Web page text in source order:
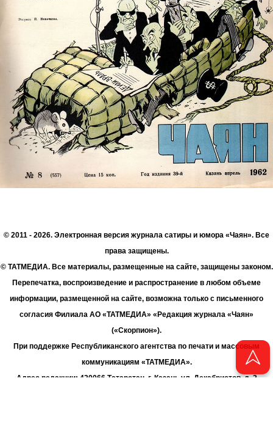
© 2011 - 2026. Электронная версия журнала сатиры и юмора «Чаян». Все
права защищены.
© ТАТМЕДИА. Все материалы, размещенные на сайте, защищены законом.
Перепечатка, воспроизведение и распространение в любом объеме
информации, размещенной на сайте, возможна только с письменного
согласия Филиала АО «ТАТМЕДИА» «Редакция журнала «Чаян»
(«Скорпион»).
При поддержке Республиканского агентства по печати и массовым
коммуникациям «ТАТМЕДИА».
Адрес редакции: 420066 Татарстан, г. Казань ул. Декабристов, д. 2